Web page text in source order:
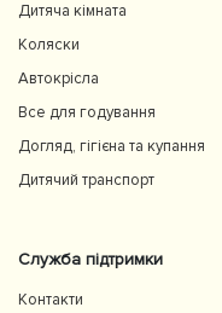
Дитяча кімната
Коляски
Автокрісла
Все для годування
Догляд, гігієна та купання
Дитячий транспорт
Служба підтримки
Контакти